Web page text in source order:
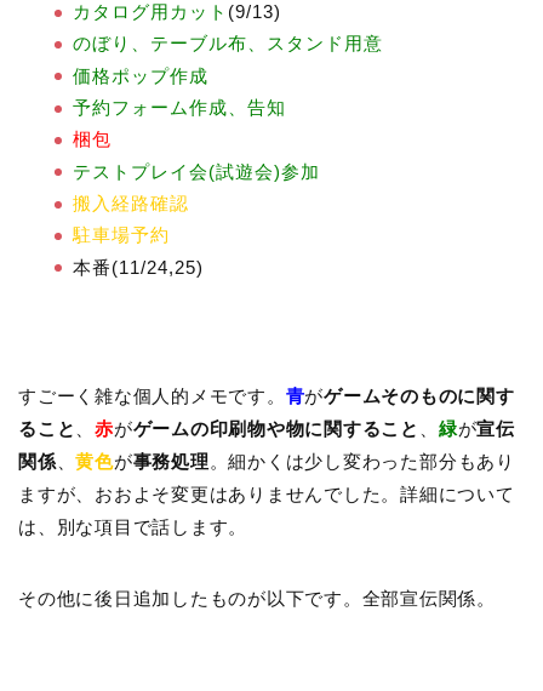
カタログ用カット (9/13)
のぼり、テーブル布、スタンド用意
価格ポップ作成
予約フォーム作成、告知
梱包
テストプレイ会(試遊会)参加
搬入経路確認
駐車場予約
本番(11/24,25)
すごーく雑な個人的メモです。 青がゲームそのものに関す
ること
、赤がゲームの印刷物や物に関すること 緑が宣伝
関係 、黄色が事務処理。細かくは少し変わった部分もあり
ますが、おおよそ変更はありませんでした。詳細について
は、別な項目で話します。
その他に後日追加したものが以下です。全部宣伝関係。